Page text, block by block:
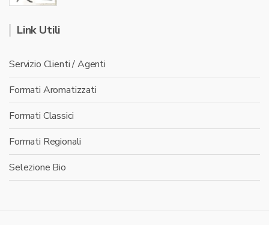
Link Utili
Servizio Clienti / Agenti
Formati Aromatizzati
Formati Classici
Formati Regionali
Selezione Bio